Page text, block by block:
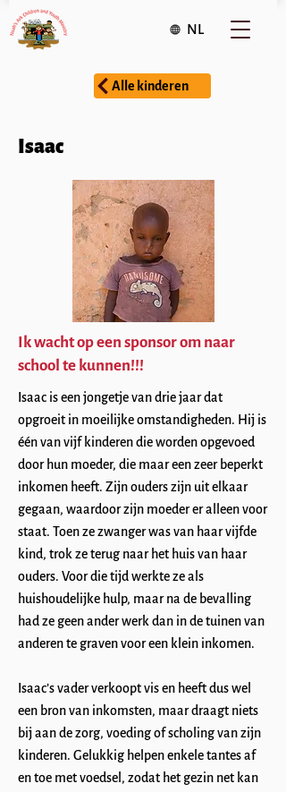
NL
Alle kinderen
Isaac
Ik wacht op een sponsor om naar
school te kunnen!!!
Isaac is een jongetje van drie jaar dat
opgroeit in moeilijke omstandigheden. Hij is
één van vijf kinderen die worden opgevoed
door hun moeder, die maar een zeer beperkt
inkomen heeft. Zijn ouders zijn uit elkaar
gegaan, waardoor zijn moeder er alleen voor
staat. Toen ze zwanger was van haar vijfde
kind, trok ze terug naar het huis van haar
ouders. Voor die tijd werkte ze als
huishoudelijke hulp, maar na de bevalling
had ze geen ander werk dan in de tuinen van
anderen te graven voor een klein inkomen.
Isaac’s vader verkoopt vis en heeft dus wel
een bron van inkomsten, maar draagt niets
bij aan de zorg, voeding of scholing van zijn
kinderen. Gelukkig helpen enkele tantes af
en toe met voedsel, zodat het gezin net kan